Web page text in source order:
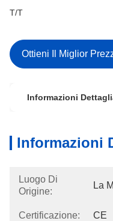
T/T
Ottieni Il Miglior
Informazioni
Informazioni
Luogo Di
Origine:
La
Certificazione: CE